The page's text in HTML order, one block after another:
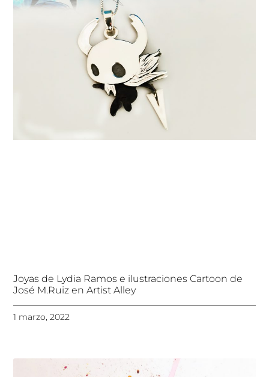
Joyas de Lydia Ramos e ilustraciones Cartoon de
José M.Ruiz en Artist Alley
1 marzo, 2022